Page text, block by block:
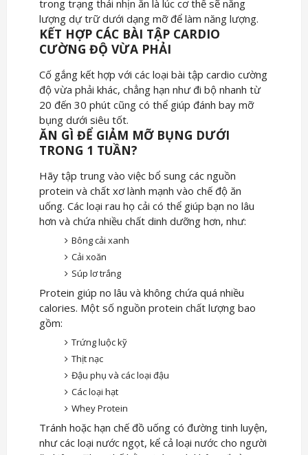
trong trạng thái nhịn ăn là lúc cơ thể sẽ năng
lượng dự trữ dưới dạng mỡ để làm năng lượng.
KẾT HỢP CÁC BÀI TẬP CARDIO
CƯỜNG ĐỘ VỪA PHẢI
Cố gắng kết hợp với các loại bài tập cardio cường
độ vừa phải khác, chẳng hạn như đi bộ nhanh từ
20 đến 30 phút cũng có thể giúp đánh bay mỡ
bụng dưới siêu tốt.
ĂN GÌ ĐỂ GIẢM MỠ BỤNG DƯỚI
TRONG 1 TUẦN?
Hãy tập trung vào việc bổ sung các nguồn
protein và chất xơ lành mạnh vào chế độ ăn
uống. Các loại rau họ cải có thể giúp bạn no lâu
hơn và chứa nhiều chất dinh dưỡng hơn, như:
Bông cải xanh
Cải xoăn
Súp lơ trắng
Protein giúp no lâu và không chứa quá nhiều
calories. Một số nguồn protein chất lượng bao
gồm:
Trứng luộc kỹ
Thịt nạc
Đậu phụ và các loại đậu
Các loại hạt
Whey Protein
Tránh hoặc hạn chế đồ uống có đường tinh luyện,
như các loại nước ngọt, kể cả loại nước cho người